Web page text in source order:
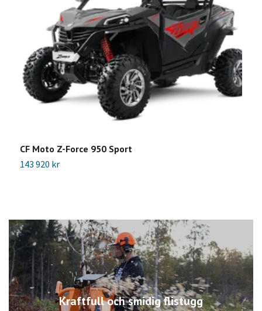
Kraftfull och smidig flistugg
CF Moto Z-Force 950 Sport
143 920 kr